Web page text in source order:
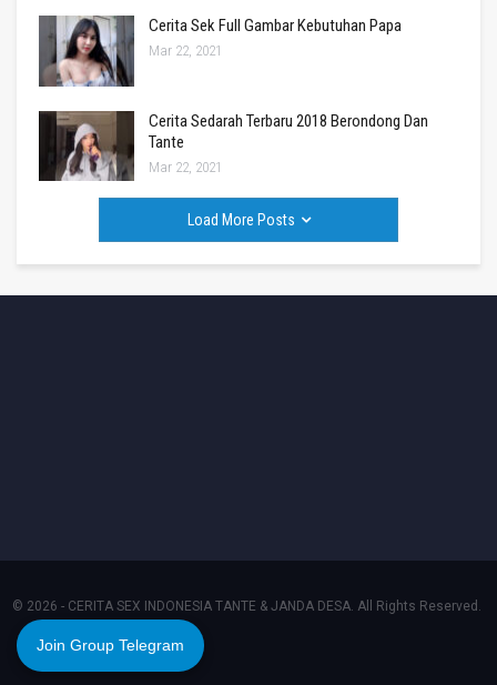
Cerita Sek Full Gambar Kebutuhan Papa
Mar 22, 2021
Cerita Sedarah Terbaru 2018 Berondong Dan
Tante
Mar 22, 2021
Load More Posts
© 2026 - CERITA SEX INDONESIA TANTE & JANDA DESA. All Rights Reserved.
Join Group Telegram